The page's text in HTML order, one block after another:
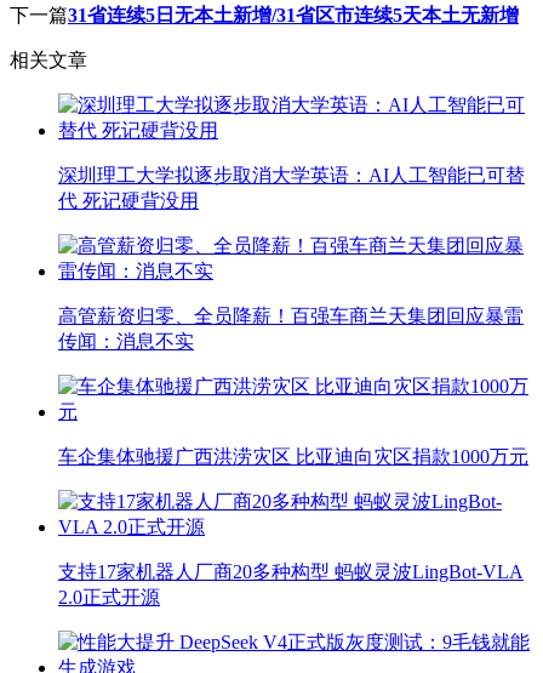
下一篇31省连续5日无本土新增/31省区市连续5天本土无新增
相关文章
深圳理工大学拟逐步取消大学英语：AI人工智能已可替
代 死记硬背没用
高管薪资归零、全员降薪！百强车商兰天集团回应暴雷
传闻：消息不实
车企集体驰援广西洪涝灾区 比亚迪向灾区捐款1000万元
支持17家机器人厂商20多种构型 蚂蚁灵波LingBot-VLA
2.0正式开源